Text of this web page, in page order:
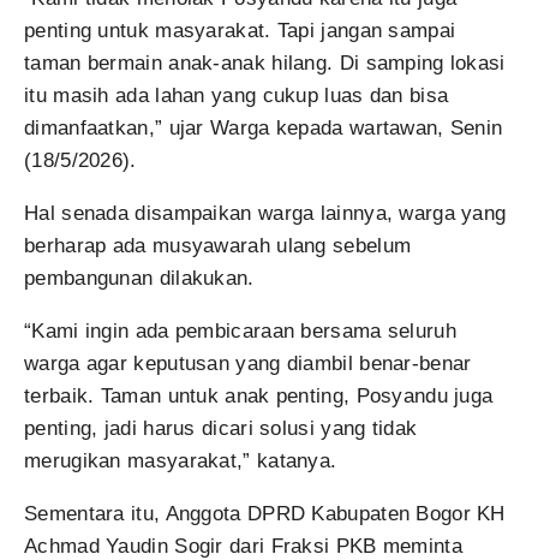
penting untuk masyarakat. Tapi jangan sampai
taman bermain anak-anak hilang. Di samping lokasi
itu masih ada lahan yang cukup luas dan bisa
dimanfaatkan,” ujar Warga kepada wartawan, Senin
(18/5/2026).
Hal senada disampaikan warga lainnya, warga yang
berharap ada musyawarah ulang sebelum
pembangunan dilakukan.
“Kami ingin ada pembicaraan bersama seluruh
warga agar keputusan yang diambil benar-benar
terbaik. Taman untuk anak penting, Posyandu juga
penting, jadi harus dicari solusi yang tidak
merugikan masyarakat,” katanya.
Sementara itu, Anggota DPRD Kabupaten Bogor KH
Achmad Yaudin Sogir dari Fraksi PKB meminta